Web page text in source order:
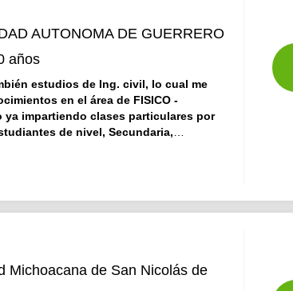
AUTONOMA DE GUERRERO
años
estudios de Ing. civil, lo cual me
en el área de FISICO -
ya impartiendo clases particulares por
de nivel, Secundaria,
civil, lo cual me permite tener amplios
acuerdo al ritmo de aprendizaje de cada
Michoacana de San Nicolás de